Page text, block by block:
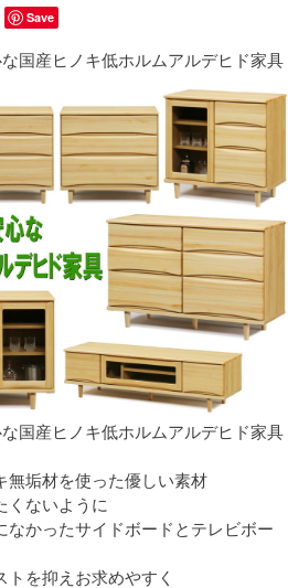
Save
国産ヒノキ低ホルムアルデヒド家具
国産ヒノキ低ホルムアルデヒド家具
無垢材を使った優しい素材
くないように
なかったサイドボードとテレビボー
トを抑えお求めやすく